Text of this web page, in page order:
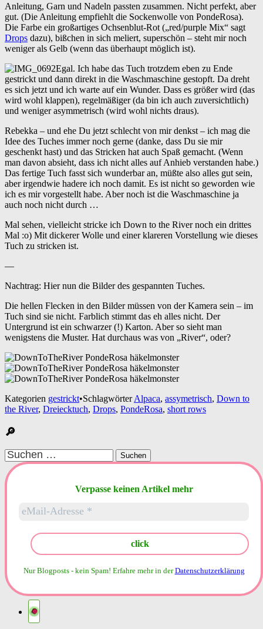
Anleitung, Garn und Nadeln passten zusammen. Nicht perfekt, aber
gut. (Die Anleitung empfiehlt die Sockenwolle von PondeRosa).
Die Farbe ein großartiges Ochsenblut-Rot („red/purple Mix“ sagt
Drops dazu), bißchen in sich meliert, superschön – steht mir noch
weniger als Gelb (wenn das überhaupt möglich ist).
Egal. Ich habe das Tuch trotzdem eben zu Ende
gestrickt und dann direkt in die Waschmaschine gestopft. Da dreht
es sich jetzt und ich warte auf ein Wunder. Dass es größer wird (das
wird wohl klappen), regelmäßiger (da bin ich auch zuversichtlich)
und weniger asymmetrisch (wird wohl nichts draus).
Rebekka – und ehe Du jetzt schlecht von mir denkst – ich mag die
Idee des Tuches immer noch gerne (danke, dass Du sie mir
geschenkt hast) und das Stricken hat auch Spaß gemacht. (Wenn
man davon absieht, dass ich nicht alles auf Anhieb verstanden habe.)
Das fertige Tuch fasst sich wunderbar an, müßte also alles gut sein,
aber irgendwie hadere ich noch damit. Es ist nicht so geworden wie
ich es mir vorgestellt habe. Aber noch ist die Waschmaschine ja
auch noch nicht durch …
Mal sehen, vielleicht stricke ich Down to the River noch ein drittes
Mal :o) Mit dickerer Wolle und einer klareren Vorstellung wie dieses
Tuch zu stricken ist.
—
Nachtrag: Hier nun die Bilder des gespannten Tuches.
Die hellen Flecken in den Bilder müssen von der Kamera sein – im
Tuch sind sie nicht. Farblich stimmt das eh alles nicht. Der
Untergrund ist ein schwarzer (!) Karton. Aber so sieht man
wenigstens die Muster. Hat durchaus was von „River“, oder?
Kategorien gestrickt•SchlagwörterAlpaca, assymetrisch, Down to
the River, Dreiecktuch, Drops, PondeRosa, short rows
🔎
Suchen
nach:
Verpasse keinen Artikel mehr
Nur Blogposts - kein Spam! Erfahre mehr in derDatenschutzerklärung